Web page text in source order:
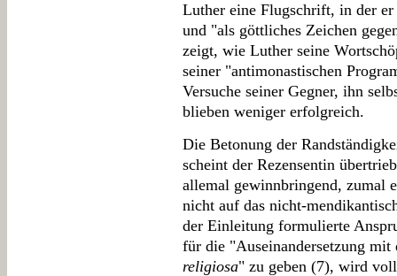
Luther eine Flugschrift, in der
und "als göttliches Zeichen
zeigt, wie Luther seine
seiner "antimonastischen
Versuche seiner Gegner, ihn
blieben weniger erfolgreich.
Die Betonung der
scheint der Rezensentin
allemal gewinnbringend, zumal
nicht auf das nicht-
der Einleitung formulierte
für die "Auseinandersetzung
religiosa" zu geben (7), wird